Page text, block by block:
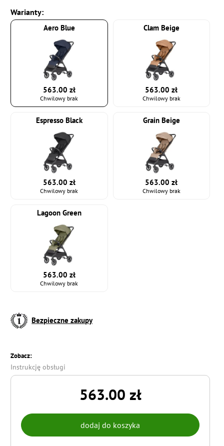
Warianty:
Aero Blue
563.00 zł
Chwilowy brak
Clam Beige
563.00 zł
Chwilowy brak
Espresso Black
563.00 zł
Chwilowy brak
Grain Beige
563.00 zł
Chwilowy brak
Lagoon Green
563.00 zł
Chwilowy brak
Bezpieczne zakupy
Zobacz:
Instrukcję obsługi
563.00 zł